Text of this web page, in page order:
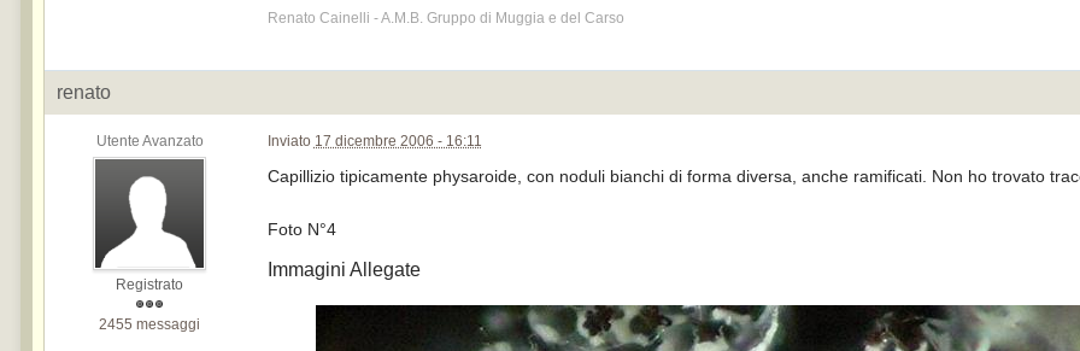
Renato Cainelli - A.M.B. Gruppo di Muggia e del Carso
renato
Utente Avanzato
Registrato
2455 messaggi
Inviato 17 dicembre 2006 - 16:11
Capillizio tipicamente physaroide, con noduli bianchi di forma diversa, anche ramificati. Non ho trovato
Foto N°4
Immagini Allegate